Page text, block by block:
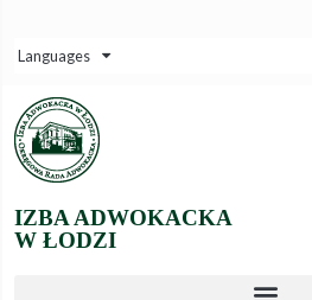
Languages
IZBA ADWOKACKA
W ŁODZI